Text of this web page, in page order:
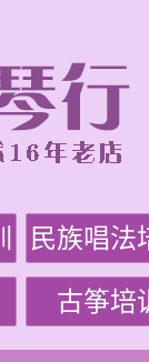
民族唱法
古筝培